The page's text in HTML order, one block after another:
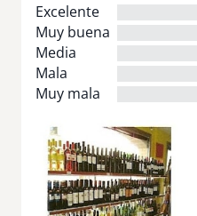
Excelente
Muy buena
Media
Mala
Muy mala